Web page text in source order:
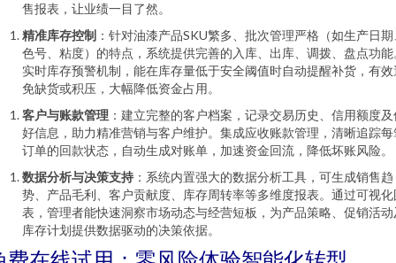
售报表，让业绩一目了然。
精准库存控制 ：针对油漆产品SKU繁多、批次管理严格（如生产日
色号、粘度）的特点，系统提供完善的入库、出库、调拨、盘点功能
实时库存预警机制，能在库存量低于安全阈值时自动提醒补货，有效
免缺货或积压，大幅降低资金占用。
客户与账款管理 ：建立完整的客户档案，记录交易历史、信用额度及
好信息，助力精准营销与客户维护。集成应收账款管理，清晰追踪每
订单的回款状态，自动生成对账单，加速资金回流，降低坏账风险。
数据分析与决策支持 ：系统内置强大的数据分析工具，可生成销售趋
势、产品毛利、客户贡献度、库存周转率等多维度报表。通过可视化
表，管理者能快速洞察市场动态与经营短板，为产品策略、促销活动
库存计划提供数据驱动的决策依据。